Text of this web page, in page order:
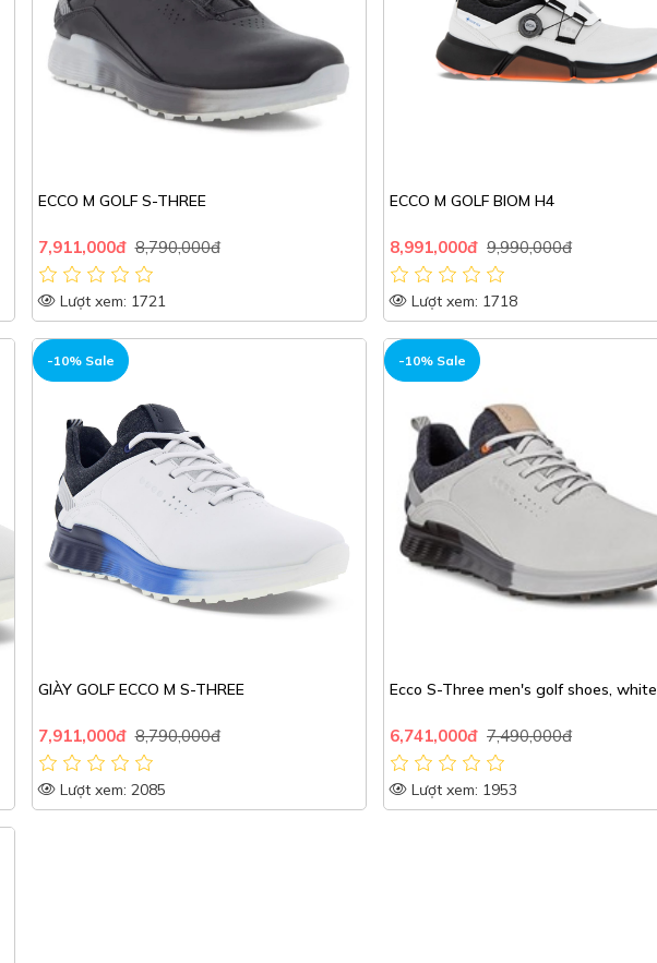
ECCO M GOLF S-THREE
7,911,000đ 8,790,000đ
Lượt xem: 1721
ECCO M GOLF BIOM H4
8,991,000đ 9,990,000đ
Lượt xem: 1718
-10% Sale
GIÀY GOLF ECCO M S-THREE
7,911,000đ 8,790,000đ
Lượt xem: 2085
-10% Sale
Ecco S-Three men's golf shoes, white
6,741,000đ 7,490,000đ
Lượt xem: 1953